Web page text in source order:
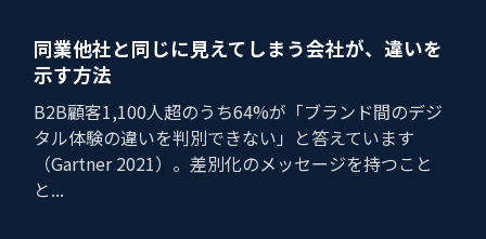
同業他社と同じに見えてしまう会社が、違いを
示す方法
B2B顧客1,100人超のうち64%が「ブランド間のデジ
タル体験の違いを判別できない」と答えています
（Gartner 2021）。差別化のメッセージを持つこと
と...